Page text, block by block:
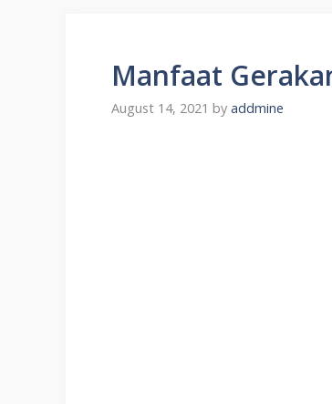
Manfaat
August 14, 2021 by addmine